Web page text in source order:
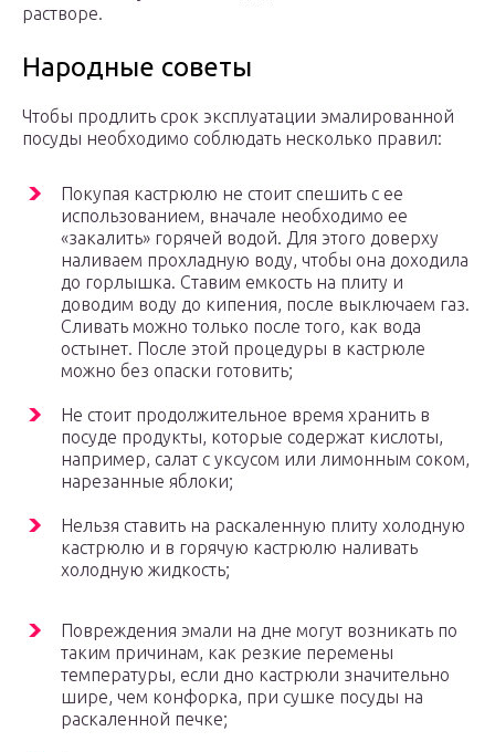
растворе.
Народные советы
Чтобы продлить срок эксплуатации эмалированной
посуды необходимо соблюдать несколько правил:
Покупая кастрюлю не стоит спешить с ее
использованием, вначале необходимо ее
«закалить» горячей водой. Для этого доверху
наливаем прохладную воду, чтобы она доходила
до горлышка. Ставим емкость на плиту и
доводим воду до кипения, после выключаем газ.
Сливать можно только после того, как вода
остынет. После этой процедуры в кастрюле
можно без опаски готовить;
Не стоит продолжительное время хранить в
посуде продукты, которые содержат кислоты,
например, салат с уксусом или лимонным соком,
нарезанные яблоки;
Нельзя ставить на раскаленную плиту холодную
кастрюлю и в горячую кастрюлю наливать
холодную жидкость;
Повреждения эмали на дне могут возникать по
таким причинам, как резкие перемены
температуры, если дно кастрюли значительно
шире, чем конфорка, при сушке посуды на
раскаленной печке;